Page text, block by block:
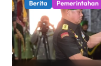
Berita Pemerintahan